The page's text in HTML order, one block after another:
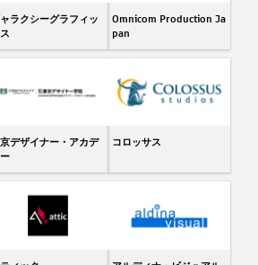
ラクシーグラフィッ
Omnicom Production Ja
pan
デザイナー・アカデ
コロッサス